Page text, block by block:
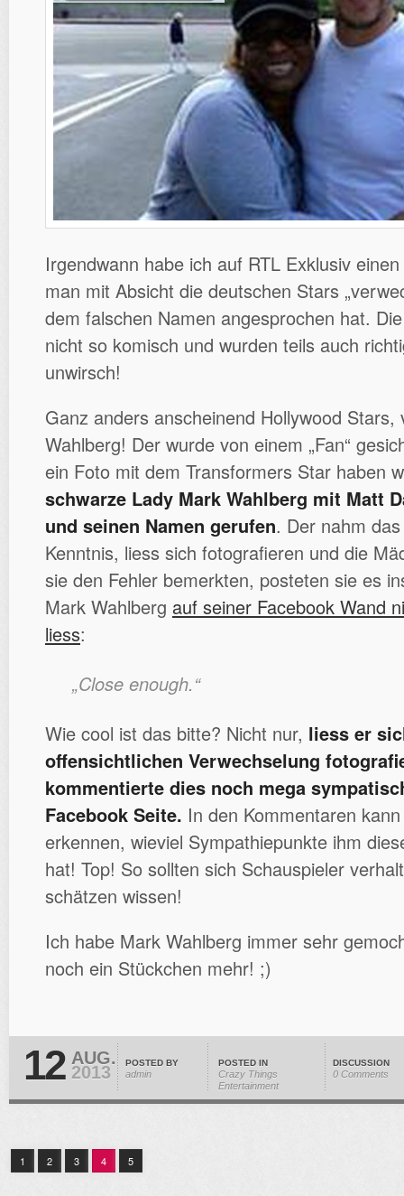
Irgendwann habe ich auf RTL Exklusiv
man mit Absicht die deutschen Stars
dem falschen Namen angesprochen hat.
nicht so komisch und wurden teils auch
unwirsch!
Ganz anders anscheinend Hollywood
Wahlberg! Der wurde von einem „Fan“
ein Foto mit dem Transformers Star haben
schwarze Lady Mark Wahlberg mit Matt
und seinen Namen gerufen. Der nahm
Kenntnis, liess sich fotografieren und die
sie den Fehler bemerkten, posteten sie es
Mark Wahlberg auf seiner Facebook Wand
liess:
„Close enough.“
Wie cool ist das bitte? Nicht nur, liess er
offensichtlichen Verwechselung
kommentierte dies noch mega
Facebook Seite. In den Kommentaren
erkennen, wieviel Sympathiepunkte ihm
hat! Top! So sollten sich Schauspieler
schätzen wissen!
Ich habe Mark Wahlberg immer sehr
noch ein Stückchen mehr! ;)
12 AUG.
2013 POSTED BY
admin
POSTED IN
Crazy Things
Entertainment
DISCUSSION
0 Comments
1 2 3 4 5